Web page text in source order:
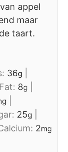
appel
maar
taart.
36g
8g
25g
2mg